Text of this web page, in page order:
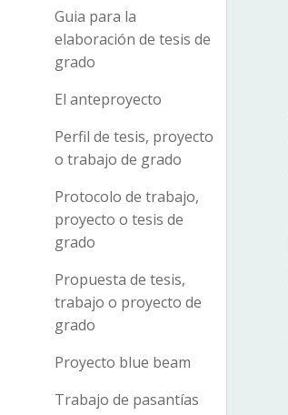
Guia para la
elaboración de tesis de
grado
El anteproyecto
Perfil de tesis, proyecto
o trabajo de grado
Protocolo de trabajo,
proyecto o tesis de
grado
Propuesta de tesis,
trabajo o proyecto de
grado
Proyecto blue beam
Trabajo de pasantías